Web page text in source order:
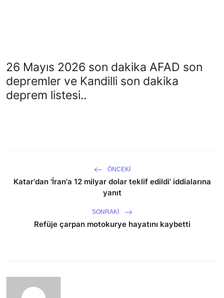
26 Mayıs 2026 son dakika AFAD son
depremler ve Kandilli son dakika
deprem listesi..
ÖNCEKI
Katar'dan 'İran'a 12 milyar dolar teklif edildi' iddialarına
yanıt
SONRAKI
Refüje çarpan motokurye hayatını kaybetti